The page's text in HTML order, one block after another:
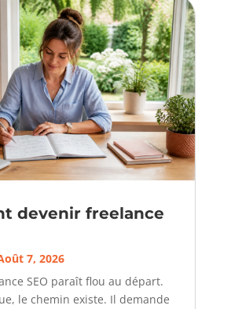
devenir freelance
7, 2026
SEO paraît flou au départ.
le chemin existe. Il demande